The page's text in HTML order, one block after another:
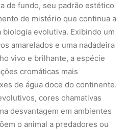
de fundo, seu padrão estético
de mistério que continua a
evolutiva. Exibindo um
amarelados e uma nadadeira
vivo e brilhante, a espécie
cromáticas mais
de água doce do continente.
cores chamativas
desvantagem em ambientes
o animal a predadores ou